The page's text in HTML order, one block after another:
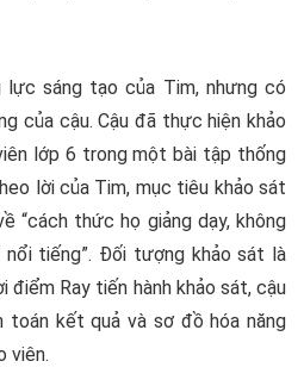
lực sáng tạo của Tim, nhưng có
của cậu. Cậu đã thực hiện khảo
lớp 6 trong một bài tập thống
lời của Tim, mục tiêu khảo sát
“cách thức họ giảng dạy, không
tiếng”. Đối tượng khảo sát là
điểm Ray tiến hành khảo sát, cậu
toán kết quả và sơ đồ hóa năng
viên.